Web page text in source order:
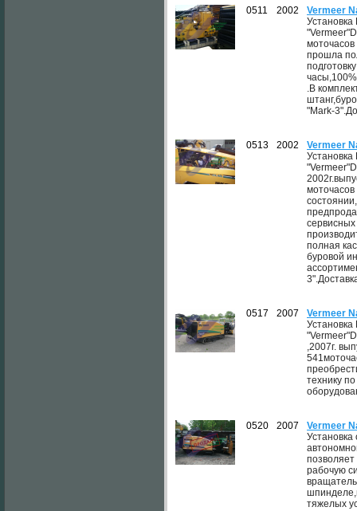
0511 2002
Vermeer
моточасов
прошла
.В
"Mark-
0513 2002
Vermeer
полная
буровой
0517 2007
Vermeer
,2007г.
технику
0520 2007
Vermeer
Установка
рабочую
тяжелых